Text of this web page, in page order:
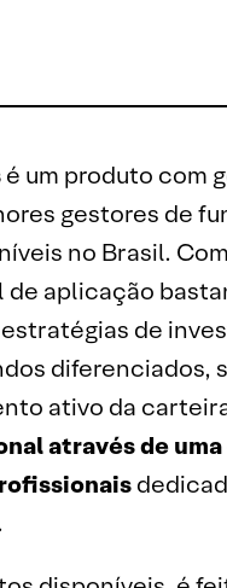
é um produto com
gestores de
no Brasil.
de aplicação
de
diferenciados,
ativo da
através de